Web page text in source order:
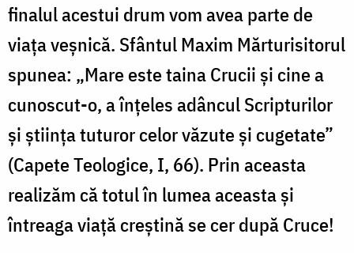
finalul acestui drum vom avea parte de
viața veșnică. Sfântul Maxim Mărturisitorul
spunea: „Mare este taina Crucii și cine a
cunoscut-o, a înțeles adâncul Scripturilor
și știința tuturor celor văzute și cugetate”
(Capete Teologice, I, 66). Prin aceasta
realizăm că totul în lumea aceasta și
întreaga viață creștină se cer după Cruce!